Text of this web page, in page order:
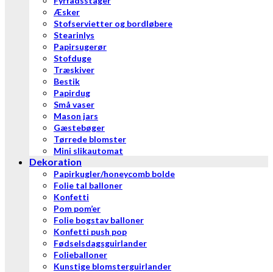
Æsker
Stofservietter og bordløbere
Stearinlys
Papirsugerør
Stofduge
Træskiver
Bestik
Papirdug
Små vaser
Mason jars
Gæstebøger
Tørrede blomster
Mini slikautomat
Dekoration
Papirkugler/honeycomb bolde
Folie tal balloner
Konfetti
Pom pom’er
Folie bogstav balloner
Konfetti push pop
Fødselsdagsguirlander
Folieballoner
Kunstige blomsterguirlander